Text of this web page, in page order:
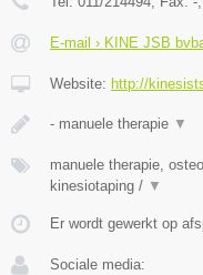
E-mail › KINE JSB
Website: http://
- manuele therapie ▼
manuele therapie,
kinesiotaping / ▼
Er wordt gewerkt op
Sociale media: